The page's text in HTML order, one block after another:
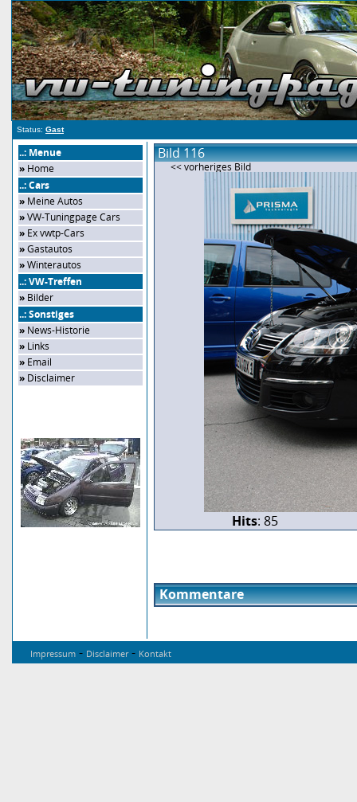
Status: Gast
..: Menue
» Home
..: Cars
» Meine Autos
»VW-Tuningpage Cars
» Ex vwtp-Cars
»Gastautos
»Winterautos
..: VW-Treffen
» Bilder
..: Sonstiges
» News-Historie
» Links
» Email
» Disclaimer
Bild 116
<< vorheriges Bild
Hits: 85
Kommentare
Impressum - Disclaimer- Kontakt